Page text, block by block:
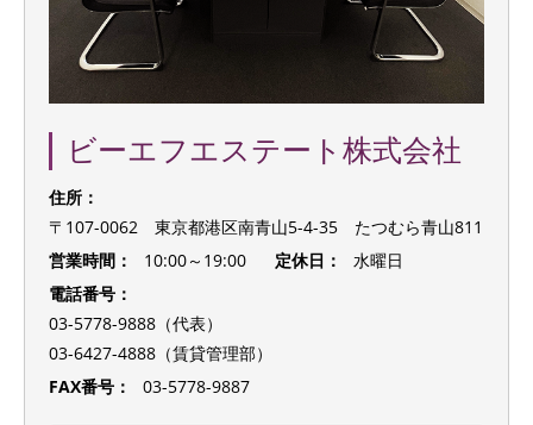
ビーエフエステート株式会社
住所：
〒107-0062 東京都港区南青山5-4-35 たつむら青山811
営業時間：
10:00～19:00 定休日：
水曜日
電話番号：
03-5778-9888（代表）
03-6427-4888（賃貸管理部）
FAX番号：
03-5778-9887